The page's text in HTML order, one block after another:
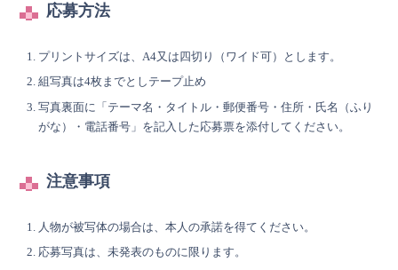
応募方法
プリントサイズは、A4又は四切り（ワイド可）とします。
組写真は4枚までとしテープ止め
写真裏面に「テーマ名・タイトル・郵便番号・住所・氏名（ふり
がな）・電話番号」を記入した応募票を添付してください。
注意事項
人物が被写体の場合は、本人の承諾を得てください。
応募写真は、未発表のものに限ります。